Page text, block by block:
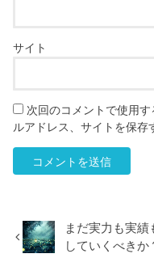
サイト
次回のコメントで使用
ルアドレス、サイトを保存
まだ実力も実
していくべきか